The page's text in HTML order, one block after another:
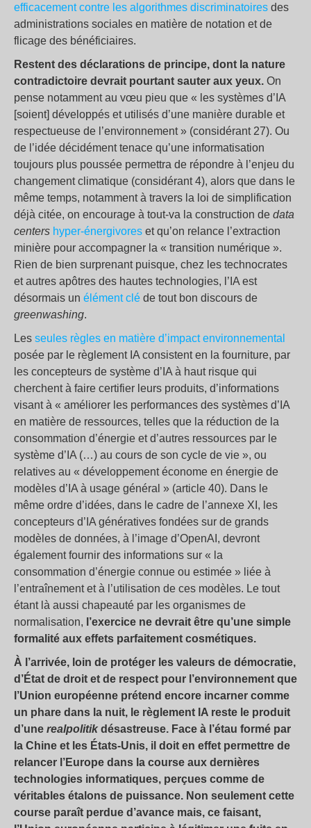
efficacement contre les algorithmes discriminatoires des
administrations sociales en matière de notation et de
flicage des bénéficiaires.
Restent des déclarations de principe, dont la nature
contradictoire devrait pourtant sauter aux yeux. On
pense notamment au vœu pieu que « les systèmes d’IA
[soient] développés et utilisés d’une manière durable et
respectueuse de l’environnement » (considérant 27). Ou
de l’idée décidément tenace qu’une informatisation
toujours plus poussée permettra de répondre à l’enjeu du
changement climatique (considérant 4), alors que dans le
même temps, notamment à travers la loi de simplification
déjà citée, on encourage à tout-va la construction de data
centers hyper-énergivores et qu’on relance l’extraction
minière pour accompagner la « transition numérique ».
Rien de bien surprenant puisque, chez les technocrates
et autres apôtres des hautes technologies, l’IA est
désormais un élément clé de tout bon discours de
greenwashing.
Les seules règles en matière d’impact environnemental
posée par le règlement IA consistent en la fourniture, par
les concepteurs de système d’IA à haut risque qui
cherchent à faire certifier leurs produits, d’informations
visant à « améliorer les performances des systèmes d’IA
en matière de ressources, telles que la réduction de la
consommation d’énergie et d’autres ressources par le
système d’IA (…) au cours de son cycle de vie », ou
relatives au « développement économe en énergie de
modèles d’IA à usage général » (article 40). Dans le
même ordre d’idées, dans le cadre de l’annexe XI, les
concepteurs d’IA génératives fondées sur de grands
modèles de données, à l’image d’OpenAI, devront
également fournir des informations sur « la
consommation d’énergie connue ou estimée » liée à
l’entraînement et à l’utilisation de ces modèles. Le tout
étant là aussi chapeauté par les organismes de
normalisation, l’exercice ne devrait être qu’une simple
formalité aux effets parfaitement cosmétiques.
À l’arrivée, loin de protéger les valeurs de démocratie,
d’État de droit et de respect pour l’environnement que
l’Union européenne prétend encore incarner comme
un phare dans la nuit, le règlement IA reste le produit
d’une realpolitikdésastreuse. Face à l’étau formé par
la Chine et les États-Unis, il doit en effet permettre de
relancer l’Europe dans la course aux dernières
technologies informatiques, perçues comme de
véritables étalons de puissance. Non seulement cette
course paraît perdue d’avance mais, ce faisant,